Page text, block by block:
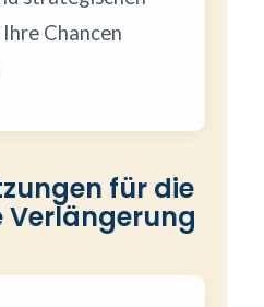
Chancen
für die
Verlängerung